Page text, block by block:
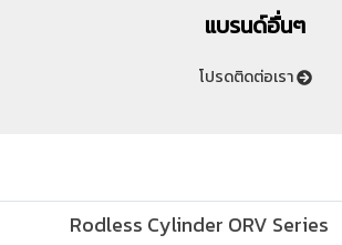
แบรนด์อื่นๆ
โปรดติดต่อเรา
Rodless Cylinder ORV Series